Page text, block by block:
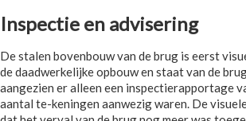
Inspectie en advisering
De stalen bovenbouw van de brug is eerst
de daadwerkelijke opbouw en staat van de
aangezien er alleen een inspectierapportage
aantal te-keningen aanwezig waren. De